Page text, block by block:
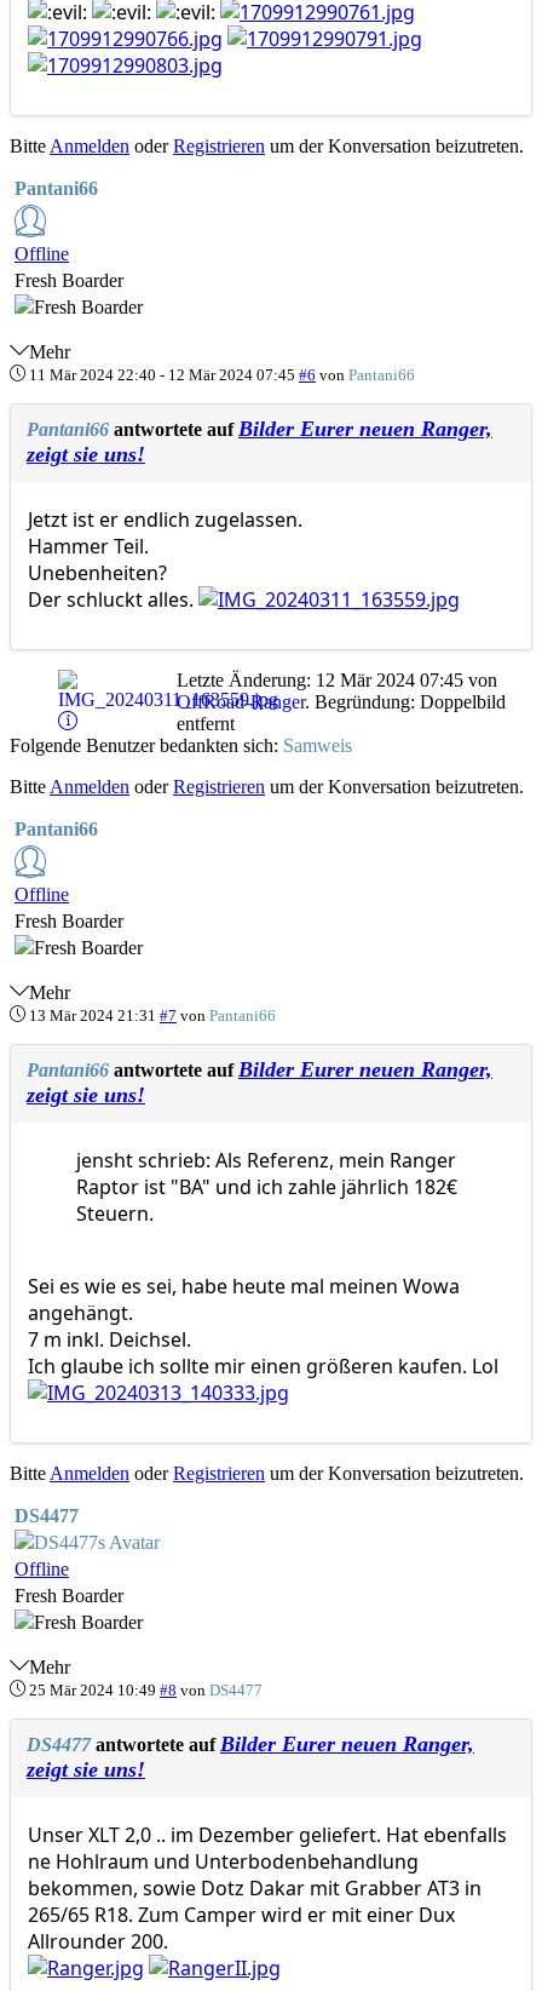
Bitte Anmelden oderRegistrieren um der Konversation beizutreten.
Pantani66
Offline
Fresh Boarder
Mehr
11 Mär 2024 22:40 - 12 Mär 2024 07:45 #6 von Pantani66
Pantani66 antwortete aufBilder Eurer neuen Ranger,
zeigt sie uns!
Jetzt ist er endlich zugelassen.
Hammer Teil.
Unebenheiten?
Der schluckt alles.
Letzte Änderung: 12 Mär 2024 07:45 von
OffRoad-Ranger. Begründung: Doppelbild
entfernt
Folgende Benutzer bedankten sich: Samweis
Bitte Anmelden oderRegistrieren um der Konversation beizutreten.
Pantani66
Offline
Fresh Boarder
Mehr
13 Mär 2024 21:31 #7 von Pantani66
Pantani66 antwortete aufBilder Eurer neuen Ranger,
zeigt sie uns!
jensht schrieb: Als Referenz, mein Ranger
Raptor ist "BA" und ich zahle jährlich 182€
Steuern.
Sei es wie es sei, habe heute mal meinen Wowa
angehängt.
7 m inkl. Deichsel.
Ich glaube ich sollte mir einen größeren kaufen. Lol
Bitte Anmelden oderRegistrieren um der Konversation beizutreten.
DS4477
Offline
Fresh Boarder
Mehr
25 Mär 2024 10:49 #8 von DS4477
DS4477antwortete aufBilder Eurer neuen Ranger,
zeigt sie uns!
Unser XLT 2,0 .. im Dezember geliefert. Hat ebenfalls
ne Hohlraum und Unterbodenbehandlung
bekommen, sowie Dotz Dakar mit Grabber AT3 in
265/65 R18. Zum Camper wird er mit einer Dux
Allrounder 200.